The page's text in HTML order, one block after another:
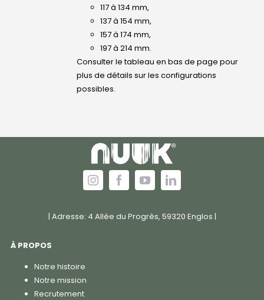
117 à 134 mm,
137 à 154 mm,
157 à 174 mm,
197 à 214 mm.
Consulter le tableau en bas de page pour
plus de détails sur les configurations
possibles.
| Adresse: 4 Allée du Progrès, 59320 Englos |
À PROPOS
Notre histoire
Notre mission
Recrutement